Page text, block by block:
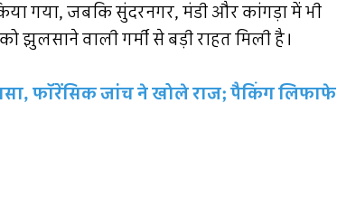
गया, जबकि सुंदरनगर, मंडी और कांगड़ा में भी
झुलसाने वाली गर्मी से बड़ी राहत मिली है।
फॉरेंसिक जांच ने खोले राज; पैकिंग लिफाफे